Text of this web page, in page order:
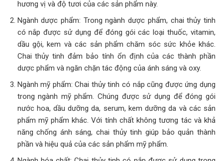
hương vị và độ tươi của các sản phẩm này.
Ngành dược phẩm: Trong ngành dược phẩm, chai thủy tinh
có nắp được sử dụng để đóng gói các loại thuốc, vitamin,
dầu gội, kem và các sản phẩm chăm sóc sức khỏe khác.
Chai thủy tinh đảm bảo tính ổn định của các thành phần
dược phẩm và ngăn chặn tác động của ánh sáng và oxy.
Ngành mỹ phẩm: Chai thủy tinh có nắp cũng được ứng dụng
trong ngành mỹ phẩm. Chúng được sử dụng để đóng gói
nước hoa, dầu dưỡng da, serum, kem dưỡng da và các sản
phẩm mỹ phẩm khác. Với tính chất không tương tác và khả
năng chống ánh sáng, chai thủy tinh giúp bảo quản thành
phần và hiệu quả của các sản phẩm mỹ phẩm.